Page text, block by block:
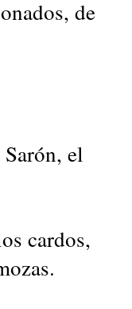
de
el
cardos,